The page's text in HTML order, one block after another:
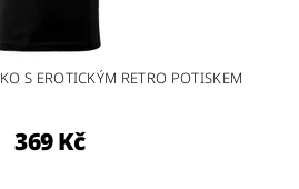
S EROTICKÝM RETRO POTISKEM
369 Kč